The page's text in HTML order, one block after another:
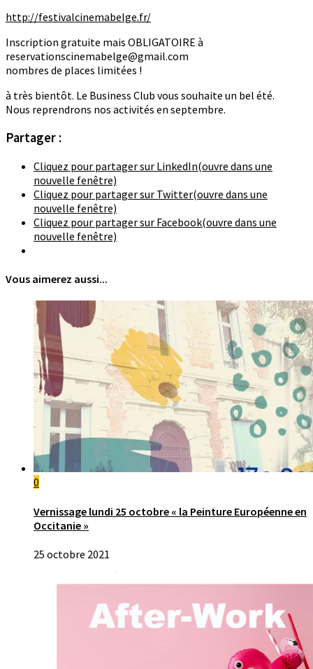
http://festivalcinemabelge.fr/
Inscription gratuite mais OBLIGATOIRE à
reservationscinemabelge@gmail.com
nombres de places limitées !
à très bientôt. Le Business Club vous souhaite un bel été.
Nous reprendrons nos activités en septembre.
Partager :
Cliquez pour partager sur LinkedIn(ouvre dans une
nouvelle fenêtre)
Cliquez pour partager sur Twitter(ouvre dans une
nouvelle fenêtre)
Cliquez pour partager sur Facebook(ouvre dans une
nouvelle fenêtre)
Vous aimerez aussi...
0
Vernissage lundi 25 octobre « la Peinture Européenne en
Occitanie »
25 octobre 2021